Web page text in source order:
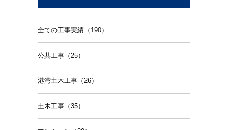
全ての工事実績（190）
公共工事（25）
港湾土木工事（26）
土木工事（35）